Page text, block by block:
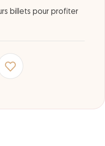
billets pour profiter